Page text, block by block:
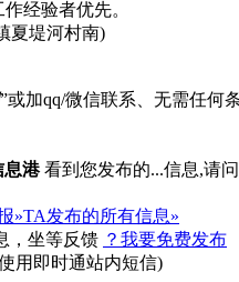
经验者优先。
夏堤河村南)
”或加qq/微信联系、无需任何
息港看到您发布的...信息,请问
»TA发布的所有信息»
，坐等反馈 ？我要免费发布
用即时通站内短信)